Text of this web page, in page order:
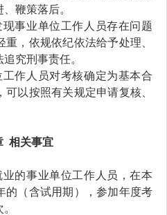
鞭策落后。
现事业单位工作人员存在问题
重 ， 依规依纪依法给予处理、
追究刑事责任。
工作人员对考核确定为基本合
可以按照有关规定申请复核
相关事宜
业的事业单位工作人员，在本
的（含试用期），参加年度考